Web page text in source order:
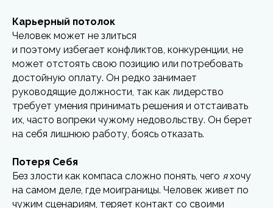
Карьерный потолок
Человек может не злиться
и поэтому избегает конфликтов, конкуренции, не
может отстоять свою позицию или потребовать
достойную оплату. Он редко занимает
руководящие должности, так как лидерство
требует умения принимать решения и отстаивать
их, часто вопреки чужому недовольству. Он берет
на себя лишнюю работу, боясь отказать.
Потеря Себя
Без злости как компаса сложно понять, чего яхочу
на самом деле, где моиграницы. Человек живет по
чужим сценариям, теряет контакт со своими